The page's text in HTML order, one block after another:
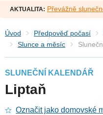
AKTUALITA: Převážně
Úvod Předpověď počasí
Slunce a měsíc
SLUNEČNÍ KALENDÁŘ
Liptaň
Označit jako domovské